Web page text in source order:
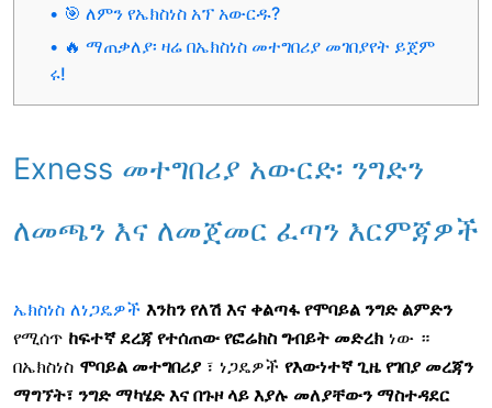
🎯 ለምን የኤክስነስ አፕ አውርዱ?
🔥 ማጠቃለያ፡ ዛሬ በኤክስነስ መተግበሪያ መገበያየት ይጀም
ሩ!
Exness መተግበሪያ አውርድ፡ ንግድን
ለመጫን እና ለመጀመር ፈጣን እርምጃዎች
ኤክስነስ ለነጋዴዎች እንከን የለሽ እና ቀልጣፋ የሞባይል ንግድ ልምድን
የሚሰጥ ከፍተኛ ደረጃ የተሰጠው የፎሬክስ ግብይት መድረክ ነው ።
በኤክስነስ ሞባይል መተግበሪያ ፣ ነጋዴዎች የእውነተኛ ጊዜ የገበያ መረጃን
ማግኘት፣ ንግድ ማካሄድ እና በጉዞ ላይ እያሉ መለያቸውን ማስተዳደር